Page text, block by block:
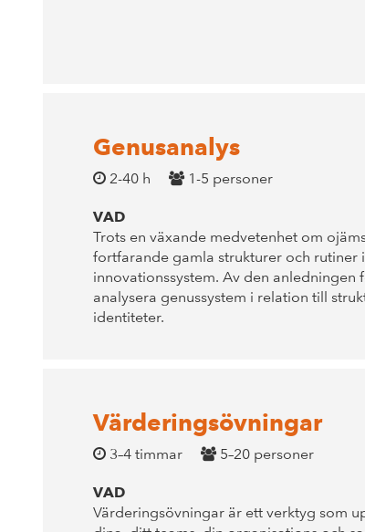
Genusanalys
2-40 h 1-5 personer
VAD
Trots en växande medvetenhet om
fortfarande gamla strukturer och rutiner
innovationssystem. Av den anledningen
analysera genussystem i relation till
identiteter.
Värderingsövningar
3–4 timmar 5–20 personer
VAD
Värderingsövningar är ett verktyg som